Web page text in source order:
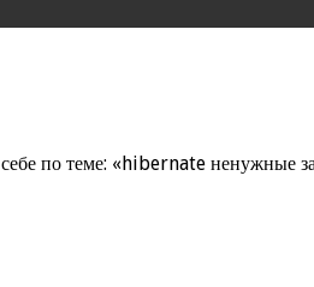
по теме: «hibernate ненужные